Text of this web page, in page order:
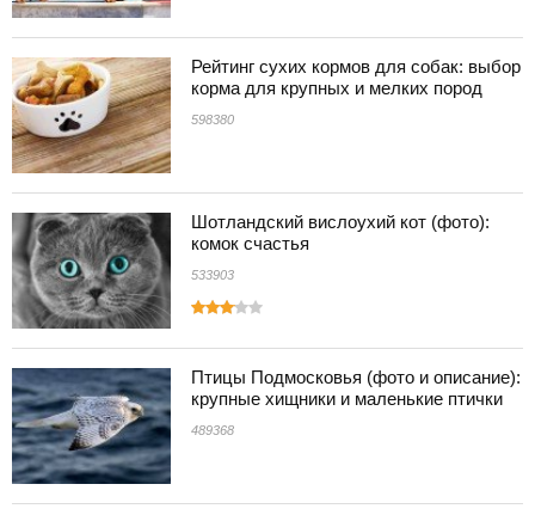
Рейтинг сухих кормов для собак: выбор
корма для крупных и мелких пород
598380
Шотландский вислоухий кот (фото):
комок счастья
533903
Птицы Подмосковья (фото и описание):
крупные хищники и маленькие птички
489368